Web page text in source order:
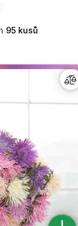
95 kusů